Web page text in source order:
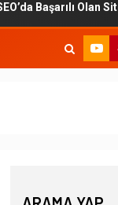
Başarılı Olan